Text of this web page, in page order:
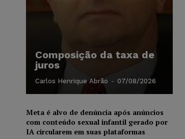
Composição da taxa de
juros
Carlos Henrique Abrão - 07/08/2026
Meta é alvo de denúncia após anúncios
com conteúdo sexual infantil gerado por
IA circularem em suas plataformas